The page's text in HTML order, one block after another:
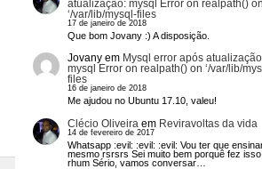
atualização: mysql Error on realpath() on
‘/var/lib/mysql-files
17 de janeiro de 2018
Que bom Jovany :) A disposição.
Jovany em Mysql error após
mysql Error on realpath() on ‘/var/lib/
files
16 de janeiro de 2018
Me ajudou no Ubuntu 17.10, valeu!
Clécio Oliveira em Reviravoltas da vida
14 de fevereiro de 2017
Whatsapp :evil: :evil: :evil: Vou ter que
mesmo rsrsrs Sei muito bem porquê fez isso
rhum Sério, vamos conversar…